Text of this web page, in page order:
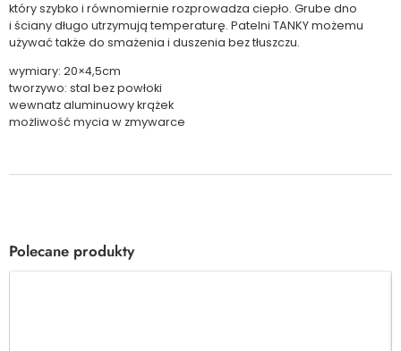
który szybko i równomiernie rozprowadza ciepło. Grube dno
i ściany długo utrzymują temperaturę. Patelni TANKY możemu
używać także do smażenia i duszenia bez tłuszczu.
wymiary: 20×4,5cm
tworzywo: stal bez powłoki
wewnatz aluminuowy krążek
możliwość mycia w zmywarce
Polecane produkty